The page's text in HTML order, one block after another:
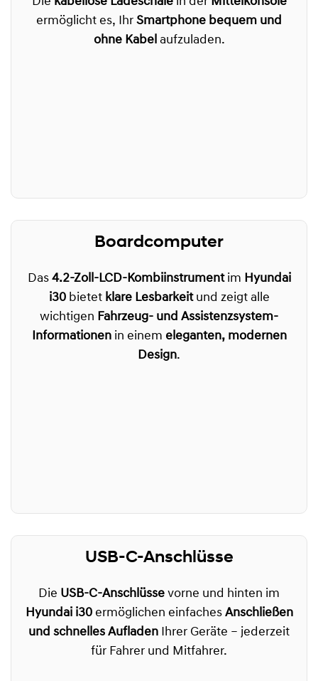
ermöglicht es, Ihr Smartphone bequem und
ohne Kabel aufzuladen.
Boardcomputer
Das 4.2-Zoll-LCD-Kombiinstrumentim Hyundai
i30bietet klare Lesbarkeitund zeigt alle
wichtigen Fahrzeug- und Assistenzsystem-
Informationenin einem eleganten, modernen
Design.
USB-C-Anschlüsse
Die USB-C-Anschlüsse vorne und hinten im
Hyundai i30ermöglichen einfaches Anschließen
und schnelles Aufladen Ihrer Geräte – jederzeit
für Fahrer und Mitfahrer.